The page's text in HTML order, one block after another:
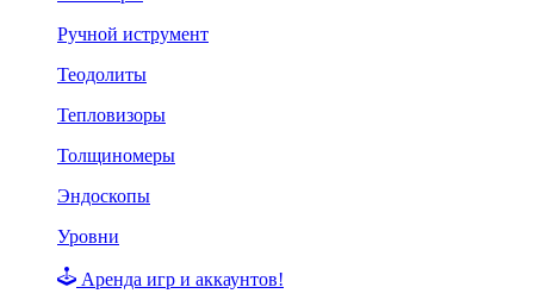
Ручной иструмент
Теодолиты
Тепловизоры
Толщиномеры
Эндоскопы
Уровни
Аренда игр и аккаунтов!